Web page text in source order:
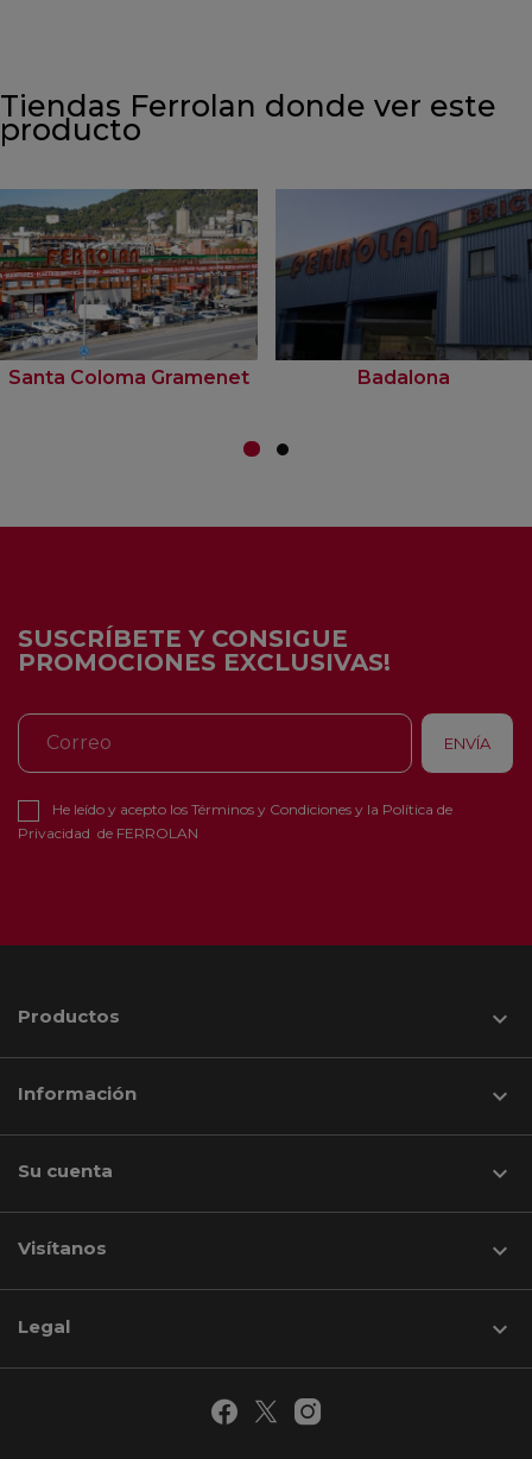
Tiendas Ferrolan donde ver este
producto
Santa Coloma Gramenet Badalona
SUSCRÍBETE Y CONSIGUE
PROMOCIONES EXCLUSIVAS!
He leído y acepto los Términos y Condiciones y la Política de
Privacidad de FERROLAN
Productos 
Información 
Su cuenta 
Visítanos keyboard_arrow_down
Legal 